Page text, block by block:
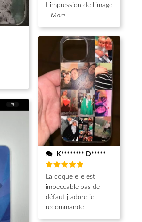
L'impression de l'image
...More
K******** D*****
Note5
sur 5
La coque elle est
impeccable pas de
défaut j adore je
recommande